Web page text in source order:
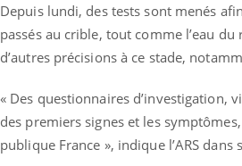
Depuis lundi, des tests sont menés
passés au crible, tout comme l’eau
d’autres précisions à ce stade,
« Des questionnaires d’investigation,
des premiers signes et les
publique France », indique l’ARS